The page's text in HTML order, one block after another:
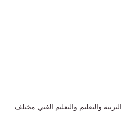
التربية والتعليم والتعليم الفني مختلف